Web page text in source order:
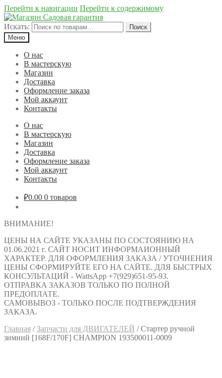
Перейти к навигации Перейти к содержимому
Искать:
Поиск
Меню
О нас
В мастерскую
Магазин
Доставка
Оформление заказа
Мой аккаунт
Контакты
О нас
В мастерскую
Магазин
Доставка
Оформление заказа
Мой аккаунт
Контакты
₽0.00 0 товаров
ВНИМАНИЕ!
ЦЕНЫ НА САЙТЕ УКАЗАНЫ ПО СОСТОЯНИЮ НА
01.06.2021 г. САЙТ НОСИТ ИНФОРМАИОННЫЙ
ХАРАКТЕР. ДЛЯ ОФОРМЛЕНИЯ ЗАКАЗА / УТОЧНЕНИЯ
ЦЕНЫ СФОРМИРУЙТЕ ЕГО НА САЙТЕ. ДЛЯ БЫСТРЫХ
КОНСУЛЬТАЦИЙ - WattsApp +7(929)651-95-93.
ОТПРАВКА ЗАКАЗОВ ТОЛЬКО ПО ПОЛНОЙ
ПРЕДОПЛАТЕ.
САМОВЫВОЗ - ТОЛЬКО ПОСЛЕ ПОДТВЕРЖДЕНИЯ
ЗАКАЗА.
Главная / Запчасти для ДВИГАТЕЛЕЙ /Стартер ручной
зимний [168F/170F] CHAMPION 193500011-0009